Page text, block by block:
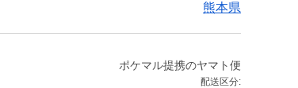
熊本県
ポケマル提携のヤマト便
配送区分: